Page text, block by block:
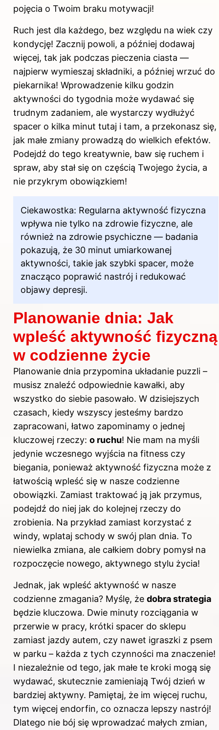
pojęcia o Twoim braku motywacji!
Ruch jest dla każdego, bez względu na wiek czy
kondycję! Zacznij powoli, a później dodawaj
więcej, tak jak podczas pieczenia ciasta —
najpierw wymieszaj składniki, a później wrzuć do
piekarnika! Wprowadzenie kilku godzin
aktywności do tygodnia może wydawać się
trudnym zadaniem, ale wystarczy wydłużyć
spacer o kilka minut tutaj i tam, a przekonasz się,
jak małe zmiany prowadzą do wielkich efektów.
Podejdź do tego kreatywnie, baw się ruchem i
spraw, aby stał się on częścią Twojego życia, a
nie przykrym obowiązkiem!
Ciekawostka: Regularna aktywność fizyczna
wpływa nie tylko na zdrowie fizyczne, ale
również na zdrowie psychiczne — badania
pokazują, że 30 minut umiarkowanej
aktywności, takie jak szybki spacer, może
znacząco poprawić nastrój i redukować
objawy depresji.
Planowanie dnia: Jak
wpleść aktywność fizyczną
w codzienne życie
Planowanie dnia przypomina układanie puzzli –
musisz znaleźć odpowiednie kawałki, aby
wszystko do siebie pasowało. W dzisiejszych
czasach, kiedy wszyscy jesteśmy bardzo
zapracowani, łatwo zapominamy o jednej
kluczowej rzeczy: o ruchu! Nie mam na myśli
jedynie wczesnego wyjścia na fitness czy
biegania, ponieważ aktywność fizyczna może z
łatwością wpleść się w nasze codzienne
obowiązki. Zamiast traktować ją jak przymus,
podejdź do niej jak do kolejnej rzeczy do
zrobienia. Na przykład zamiast korzystać z
windy, wplataj schody w swój plan dnia. To
niewielka zmiana, ale całkiem dobry pomysł na
rozpoczęcie nowego, aktywnego stylu życia!
Jednak, jak wpleść aktywność w nasze
codzienne zmagania? Myślę, że dobra strategia
będzie kluczowa. Dwie minuty rozciągania w
przerwie w pracy, krótki spacer do sklepu
zamiast jazdy autem, czy nawet igraszki z psem
w parku – każda z tych czynności ma znaczenie!
I niezależnie od tego, jak małe te kroki mogą się
wydawać, skutecznie zamieniają Twój dzień w
bardziej aktywny. Pamiętaj, że im więcej ruchu,
tym więcej endorfin, co oznacza lepszy nastrój!
Dlatego nie bój się wprowadzać małych zmian,